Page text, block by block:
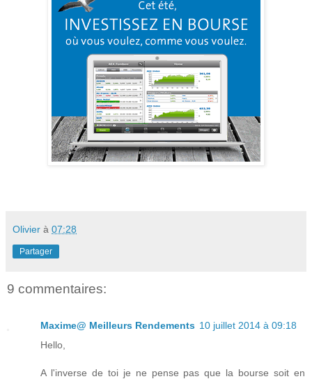
Olivier à 07:28
Partager
9 commentaires:
Maxime@ Meilleurs Rendements 10 juillet 2014 à 09:18
Hello,
A l'inverse de toi je ne pense pas que la bourse soit en